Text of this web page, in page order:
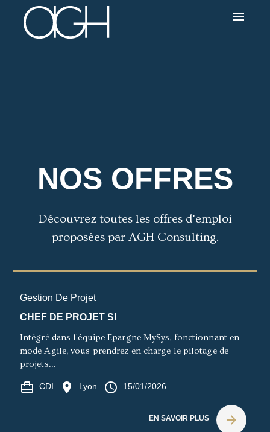
menu
NOS OFFRES
Découvrez toutes les offres d’emploi
proposées par AGH Consulting.
Gestion De Projet
CHEF DE PROJET SI
Intégré dans l'équipe Epargne MySys, fonctionnant en
mode Agile, vous prendrez en charge le pilotage de
projets...
card_travel CDI location_on Lyon access_time 15/01/2026
EN SAVOIR PLUS arrow_forward